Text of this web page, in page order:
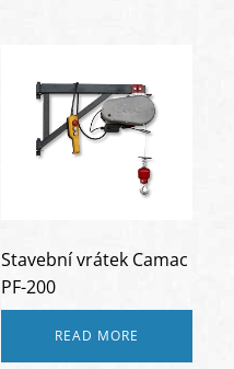
Stavební vrátek Camac
PF-200
READ MORE